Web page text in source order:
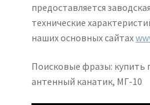
предоставляется
технические
наших основных сайтах
Поисковые фразы: купить
антенный канатик, МГ-10